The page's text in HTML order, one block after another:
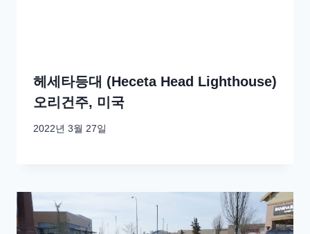
헤세타등대 (Heceta Head Lighthouse)
오리건주, 미국
2022년 3월 27일